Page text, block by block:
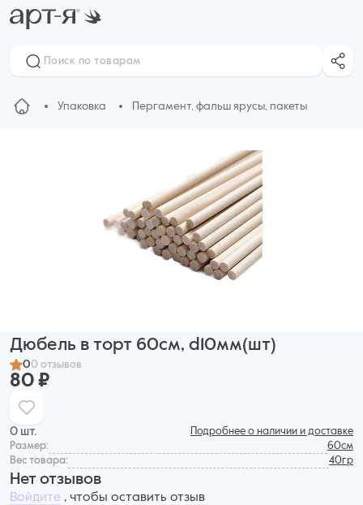
Упаковка Пергамент, фальш ярусы, пакеты
Дюбель в торт 60см, d10мм(шт)
00 отзывов
80 ₽
0 шт.
Подробнее о наличии и доставке
Размер:
60см
Вес товара:
40гр
Нет отзывов
Войдите , чтобы оставить отзыв